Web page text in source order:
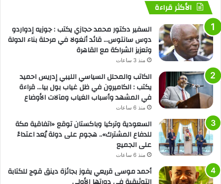
الأكثر قراءة
السفير دكتور محمد حجازي يكتب : جوزيه إدواردو
دوس سانتوس… قائد أنغولا في مرحلة بناء الدولة
وتعزيز الشراكة مع القاهرة
منذ 3 ساعات
الكاتب والمحلل السياسي الليبي إدريس احميد
يكتب : الكاميرون في ظل غياب بول بيا… قراءة
في المشهد وأسباب الغياب ومآلات الأوضاع
منذ 6 ساعات
السعودية وتركيا وباكستان توقع «اتفاقية مكة
للدفاع المشترك».. هجوم على دولة يُعد اعتداءً
على الجميع
منذ 6 ساعات
أحمد موسى قريعي يفوز بجائزة دينق قوج للكتابة